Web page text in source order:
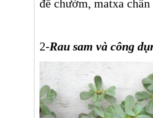
để chườm, matxa
2-Rau sam và công